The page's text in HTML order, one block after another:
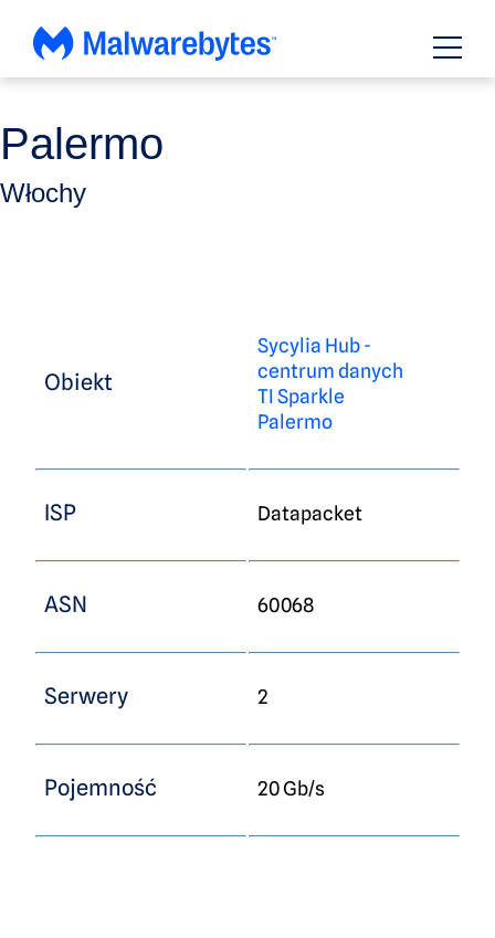
zawartości
Palermo
Włochy
Obiekt
Sycylia Hub -
centrum danych
TI Sparkle
Palermo
ISP Datapacket
ASN 60068
Serwery 2
Pojemność 20 Gb/s